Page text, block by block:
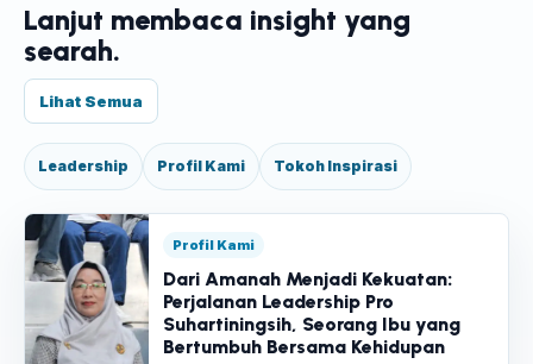
Lanjut membaca insight yang
searah.
Lihat Semua
Leadership Profil Kami Tokoh Inspirasi
Profil Kami
Dari Amanah Menjadi Kekuatan:
Perjalanan Leadership Pro
Suhartiningsih, Seorang Ibu yang
Bertumbuh Bersama Kehidupan